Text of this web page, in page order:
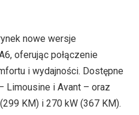
nowe wersje
oferując połączenie
i wydajności. Dostępne
Limousine i Avant – oraz
KM) i 270 kW (367 KM).